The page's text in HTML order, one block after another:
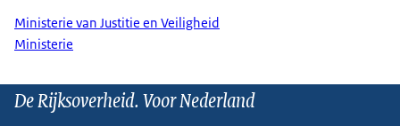
Ministerie van Justitie en Veiligheid
Ministerie
De Rijksoverheid. Voor Nederland